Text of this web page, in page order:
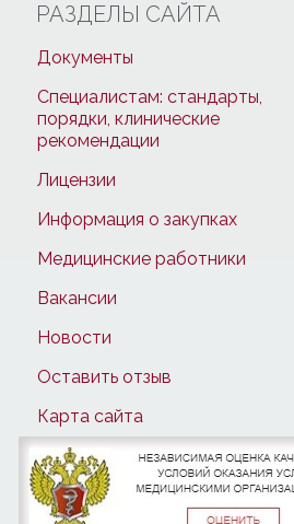
РАЗДЕЛЫ САЙТА
Документы
Специалистам: стандарты,
порядки, клинические
рекомендации
Лицензии
Информация о закупках
Медицинские работники
Вакансии
Новости
Оставить отзыв
Карта сайта